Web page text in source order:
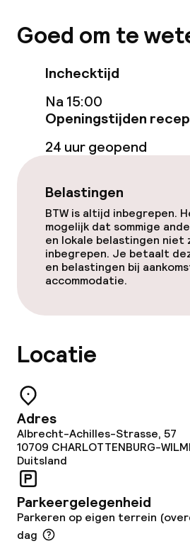
Kleine huisdieren
dan de 5 kg)
Goed om te
Inchecktijd
Na 15:00
Openingstijden
24 uur geopend
Belastingen
BTW is altijd inbegrepen.
mogelijk dat sommige
en lokale belastingen niet
inbegrepen. Je betaalt
en belastingen bij
accommodatie.
Locatie
Adres
Albrecht-Achilles-Strasse, 57
10709 CHARLOTTENBURG-
Duitsland
Parkeergelegenheid
Parkeren op eigen terrein
dag